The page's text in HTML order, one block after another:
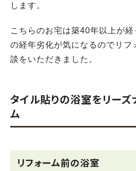
します。
こちらのお宅は築40年以上が経
の経年劣化が気になるのでリフ
談をいただきました。
タイル貼りの浴室をリーズ
ム
リフォーム前の浴室